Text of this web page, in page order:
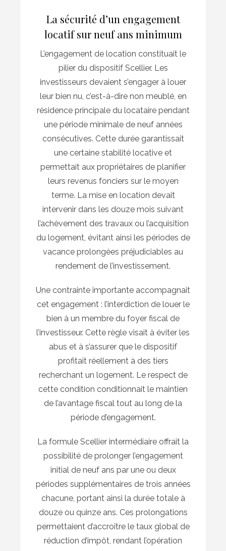
La sécurité d’un engagement
locatif sur neuf ans minimum
L’engagement de location constituait le
pilier du dispositif Scellier. Les
investisseurs devaient s’engager à louer
leur bien nu, c’est-à-dire non meublé, en
résidence principale du locataire pendant
une période minimale de neuf années
consécutives. Cette durée garantissait
une certaine stabilité locative et
permettait aux propriétaires de planifier
leurs revenus fonciers sur le moyen
terme. La mise en location devait
intervenir dans les douze mois suivant
l’achèvement des travaux ou l’acquisition
du logement, évitant ainsi les périodes de
vacance prolongées préjudiciables au
rendement de l’investissement.
Une contrainte importante accompagnait
cet engagement : l’interdiction de louer le
bien à un membre du foyer fiscal de
l’investisseur. Cette règle visait à éviter les
abus et à s’assurer que le dispositif
profitait réellement à des tiers
recherchant un logement. Le respect de
cette condition conditionnait le maintien
de l’avantage fiscal tout au long de la
période d’engagement.
La formule Scellier intermédiaire offrait la
possibilité de prolonger l’engagement
initial de neuf ans par une ou deux
périodes supplémentaires de trois années
chacune, portant ainsi la durée totale à
douze ou quinze ans. Ces prolongations
permettaient d’accroître le taux global de
réduction d’impôt, rendant l’opération